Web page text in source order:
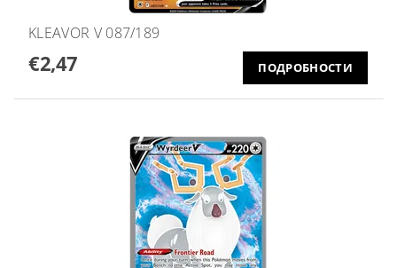
KLEAVOR V 087/189
€2,47 ПОДРОБНОСТИ